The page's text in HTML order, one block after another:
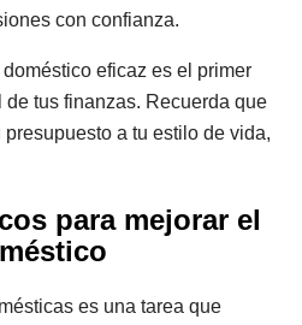
con confianza.
eficaz es el primer
de tus finanzas. Recuerda que
a tu estilo de vida,
para mejorar el
es una tarea que